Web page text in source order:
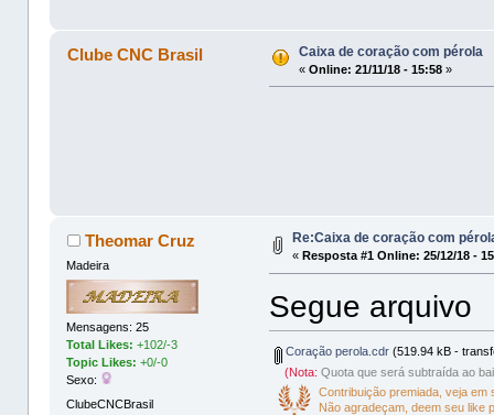
Clube CNC Brasil Caixa de coração com pérola
«Online: 21/11/18 - 15:58 »
Theomar Cruz
Madeira
Mensagens: 25
Total Likes:+102/-3
Topic Likes: +0/-0
Sexo:
ClubeCNCBrasil
Re:Caixa de coração com
«Resposta #1 Online: 25/12/18 -
Segue arquivo
Coração perola.cdr (519.94 kB -
(Nota: Quota que será subtraída ao
Contribuição premiada, veja em
Não agradeçam, deem seu like